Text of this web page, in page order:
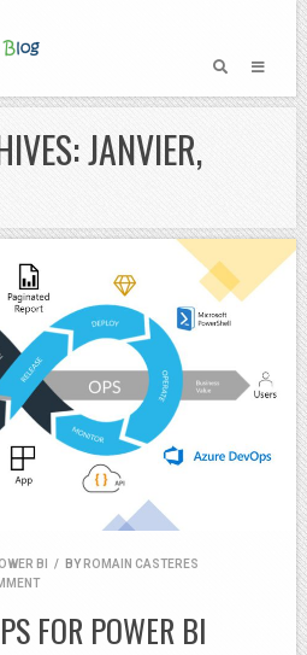
JANVIER,
BI / BY ROMAIN CASTERES
FOR POWER BI